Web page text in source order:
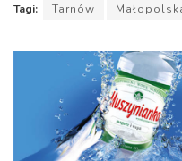
Tagi: Tarnów